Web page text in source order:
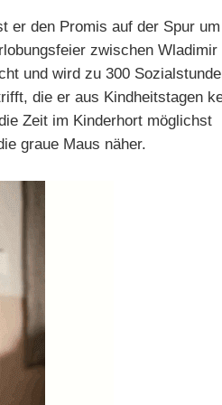
er den Promis auf der Spur
zwischen
und wird zu 300
die er aus Kindheitstagen
Zeit im Kinderhort möglichst
graue Maus näher.